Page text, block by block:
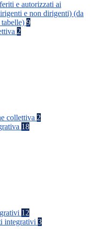
e autorizzati ai
e non dirigenti) (da
9
2
collettiva 2
18
12
integrativi 3